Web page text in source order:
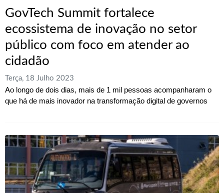
GovTech Summit fortalece
ecossistema de inovação no setor
público com foco em atender ao
cidadão
Terça, 18 Julho 2023
Ao longo de dois dias, mais de 1 mil pessoas acompanharam o
que há de mais inovador na transformação digital de governos